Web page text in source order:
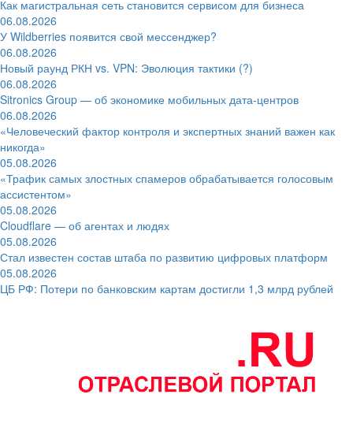
Как магистральная сеть становится сервисом для бизнеса
06.08.2026
У Wildberries появится свой мессенджер?
06.08.2026
Новый раунд РКН vs. VPN: Эволюция тактики (?)
06.08.2026
Sitronics Group — об экономике мобильных дата-центров
06.08.2026
«Человеческий фактор контроля и экспертных знаний важен как
никогда»
05.08.2026
«Трафик самых злостных спамеров обрабатывается голосовым
ассистентом»
05.08.2026
Cloudflare — об агентах и людях
05.08.2026
Стал известен состав штаба по развитию цифровых платформ
05.08.2026
ЦБ РФ: Потери по банковским картам достигли 1,3 млрд рублей